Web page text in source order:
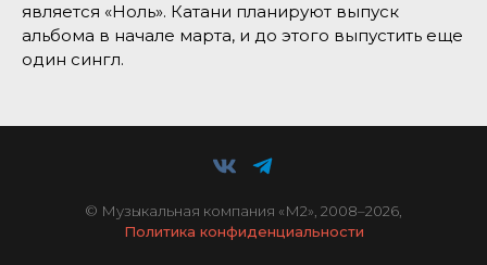
является «Ноль». Катани планируют выпуск
альбома в начале марта, и до этого выпустить еще
один сингл.
© Музыкальная компания «М2», 2008–2026,
Политика конфиденциальности